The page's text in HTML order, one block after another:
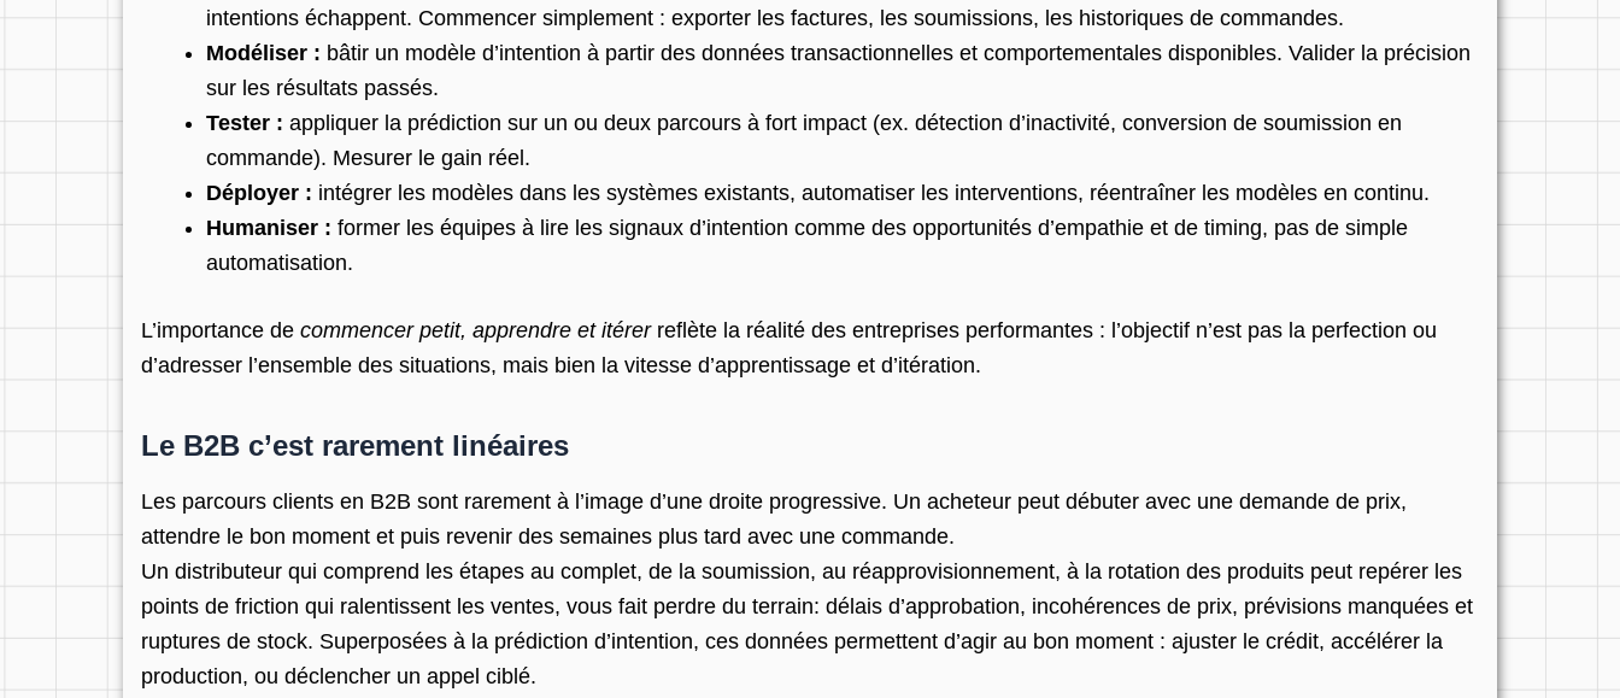
intentions échappent. Commencer simplement : exporter les factures, les soumissions, les historiques de commandes.
Modéliser : bâtir un modèle d’intention à partir des données transactionnelles et comportementales disponibles. Valider la précision
sur les résultats passés.
Tester : appliquer la prédiction sur un ou deux parcours à fort impact (ex. détection d’inactivité, conversion de soumission en
commande). Mesurer le gain réel.
Déployer : intégrer les modèles dans les systèmes existants, automatiser les interventions, réentraîner les modèles en continu.
Humaniser : former les équipes à lire les signaux d’intention comme des opportunités d’empathie et de timing, pas de simple
automatisation.
L’importance de commencer petit, apprendre et itérerreflète la réalité des entreprises performantes : l’objectif n’est pas la perfection ou
d’adresser l’ensemble des situations, mais bien la vitesse d’apprentissage et d’itération.
Le B2B c’est rarement linéaires
Les parcours clients en B2B sont rarement à l’image d’une droite progressive. Un acheteur peut débuter avec une demande de prix,
attendre le bon moment et puis revenir des semaines plus tard avec une commande.
Un distributeur qui comprend les étapes au complet, de la soumission, au réapprovisionnement, à la rotation des produits peut repérer les
points de friction qui ralentissent les ventes, vous fait perdre du terrain: délais d’approbation, incohérences de prix, prévisions manquées et
ruptures de stock. Superposées à la prédiction d’intention, ces données permettent d’agir au bon moment : ajuster le crédit, accélérer la
production, ou déclencher un appel ciblé.